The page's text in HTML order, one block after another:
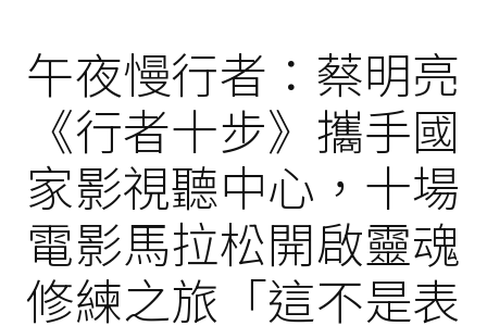
午夜慢行者：蔡明亮
《行者十步》攜手國
家影視聽中心，十場
電影馬拉松開啟靈魂
修練之旅「這不是表